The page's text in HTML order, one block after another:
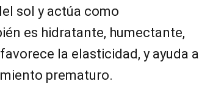
sol y actúa como
es hidratante, humectante,
la elasticidad, y ayuda a
prematuro.